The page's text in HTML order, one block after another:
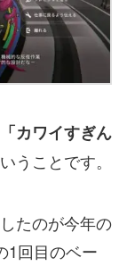
「カワイすぎん
うことです。
たのが今年の
回目のベー